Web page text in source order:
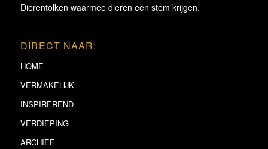
Dierentolken waarmee dieren een stem krijgen.
DIRECT NAAR:
HOME
VERMAKELIJK
INSPIREREND
VERDIEPING
ARCHIEF